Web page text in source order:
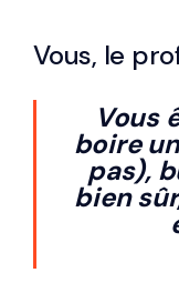
Vous, le
Vous
boire
pas),
bien